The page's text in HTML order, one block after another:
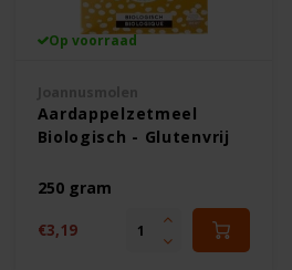
Op voorraad
Aardappelzetmeel
Biologisch - Glutenvrij
250 gram
€3,19